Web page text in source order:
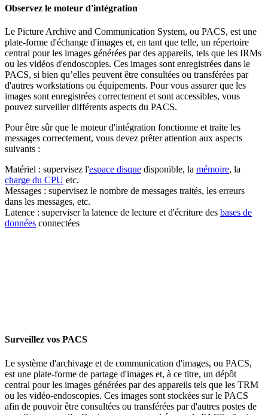
Observez le moteur d'intégration
Le Picture Archive and Communication System, ou PACS, est une
plate-forme d'échange d'images et, en tant que telle, un répertoire
central pour les images générées par des appareils, tels que les IRMs
ou les vidéos d'endoscopies. Ces images sont enregistrées dans le
PACS, si bien qu’elles peuvent être consultées ou transférées par
d'autres workstations ou équipements. Pour vous assurer que les
images sont enregistrées correctement et sont accessibles, vous
pouvez surveiller différents aspects du PACS.
Pour être sûr que le moteur d'intégration fonctionne et traite les
messages correctement, vous devez prêter attention aux aspects
suivants :
Matériel : supervisez l'espace disque disponible, la mémoire, la
charge du CPU etc.
Messages : supervisez le nombre de messages traités, les erreurs
dans les messages, etc.
Latence : superviser la latence de lecture et d'écriture des bases de
données connectées
Surveillez vos PACS
Le système d'archivage et de communication d'images, ou PACS,
est une plate-forme de partage d'images et, à ce titre, un dépôt
central pour les images générées par des appareils tels que les TRM
ou les vidéo-endoscopies. Ces images sont stockées sur le PACS
afin de pouvoir être consultées ou transférées par d'autres postes de